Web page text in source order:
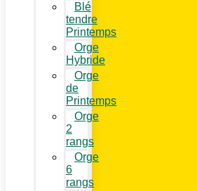
Blé
tendre
Printemps
Orge
Hybride
Orge
de
Printemps
Orge
2
rangs
Orge
6
rangs